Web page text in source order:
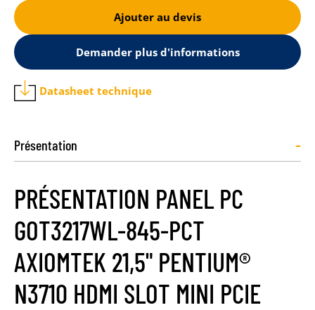
Ajouter au devis
Demander plus d'informations
Datasheet technique
Présentation -
PRÉSENTATION PANEL PC
GOT3217WL-845-PCT
AXIOMTEK 21,5" PENTIUM®
N3710 HDMI SLOT MINI PCIE